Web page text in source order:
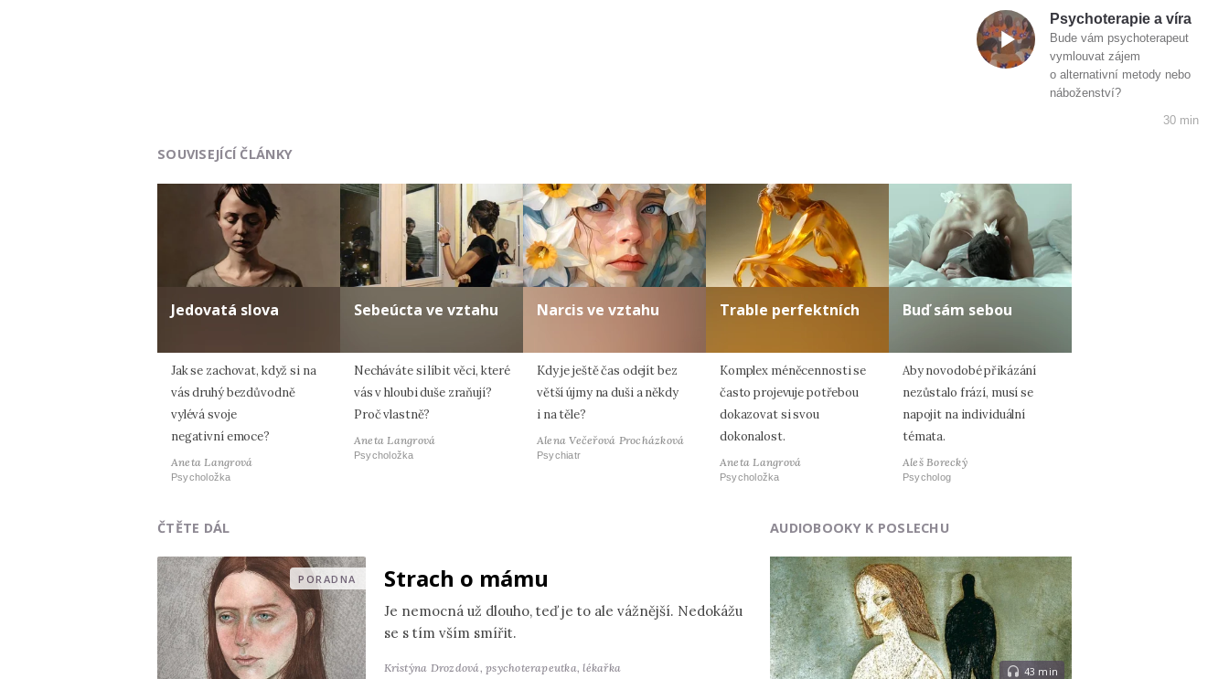
Psychoterapie a víra
Bude vám psychoterapeut
vymlouvat zájem
o alternativní metody nebo
náboženství?
30 min
SOUVISEJÍCÍ ČLÁNKY
Jedovatá slova
Jak se zachovat, když si na
vás druhý bezdůvodně
vylévá svoje
negativní emoce?
Aneta Langrová
Psycholožka
Sebeúcta ve vztahu
Necháváte si líbit věci, které
vás v hloubi duše zraňují?
Proč vlastně?
Aneta Langrová
Psycholožka
Narcis ve vztahu
Kdy je ještě čas odejít bez
větší újmy na duši a někdy
i na těle?
Alena Večeřová Procházková
Psychiatr
Trable perfektních
Komplex méněcennosti se
často projevuje potřebou
dokazovat si svou
dokonalost.
Aneta Langrová
Psycholožka
Buď sám sebou
Aby novodobé přikázání
nezůstalo frází, musí se
napojit na individuální
témata.
Aleš Borecký
Psycholog
ČTĚTE DÁL
PORADNA Strach o mámu
Je nemocná už dlouho, teď je to ale vážnější. Nedokážu
se s tím vším smířit.
Kristýna Drozdová,psychoterapeutka, lékařka
AUDIOBOOKY K POSLECHU
43 min